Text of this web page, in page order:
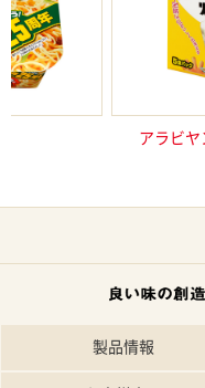
アラビ
製品情報